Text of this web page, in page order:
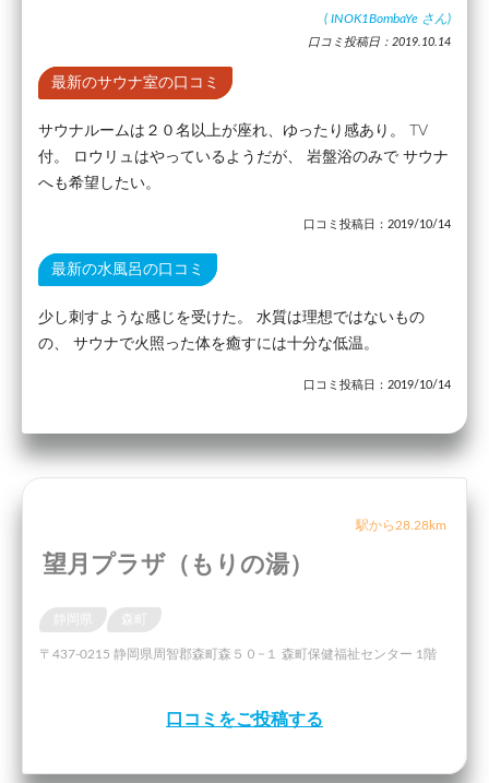
( INOK1BombaYe さん)
口コミ投稿日：2019.10.14
最新のサウナ室の口コミ
サウナルームは２０名以上が座れ、ゆったり感あり。 TV
付。 ロウリュはやっているようだが、 岩盤浴のみで サウナ
へも希望したい。
口コミ投稿日：2019/10/14
最新の水風呂の口コミ
少し刺すような感じを受けた。 水質は理想ではないもの
の、 サウナで火照った体を癒すには十分な低温。
口コミ投稿日：2019/10/14
駅から28.28km
望月プラザ（もりの湯）
森町
〒437-0215 静岡県周智郡森町森５０−１ 森町保健福祉センター 1階
口コミをご投稿する